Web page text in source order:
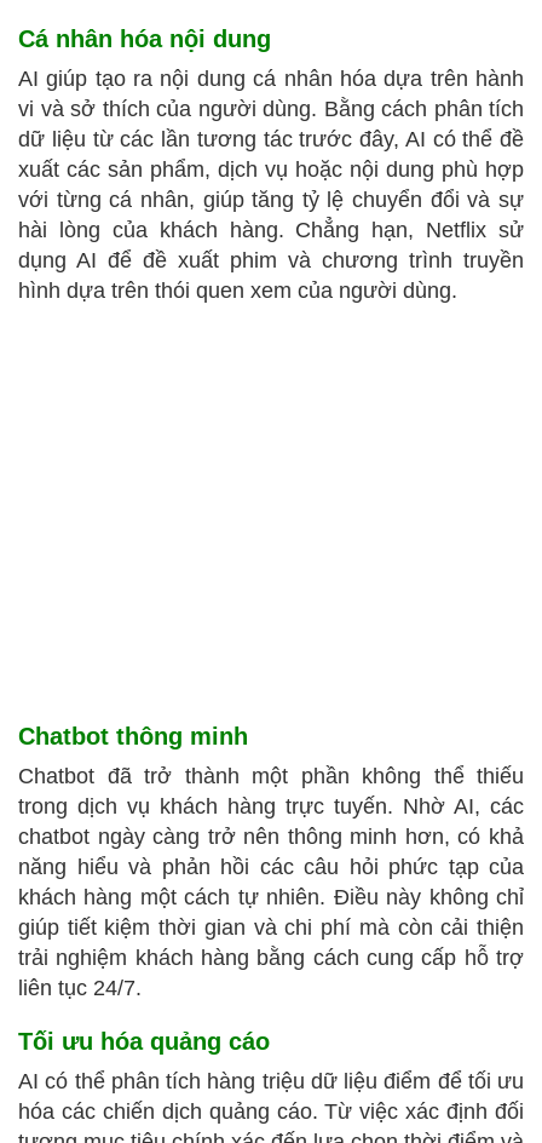
Cá nhân hóa nội dung
AI giúp tạo ra nội dung cá nhân hóa dựa trên hành
vi và sở thích của người dùng. Bằng cách phân tích
dữ liệu từ các lần tương tác trước đây, AI có thể đề
xuất các sản phẩm, dịch vụ hoặc nội dung phù hợp
với từng cá nhân, giúp tăng tỷ lệ chuyển đổi và sự
hài lòng của khách hàng. Chẳng hạn, Netflix sử
dụng AI để đề xuất phim và chương trình truyền
hình dựa trên thói quen xem của người dùng.
Chatbot thông minh
Chatbot đã trở thành một phần không thể thiếu
trong dịch vụ khách hàng trực tuyến. Nhờ AI, các
chatbot ngày càng trở nên thông minh hơn, có khả
năng hiểu và phản hồi các câu hỏi phức tạp của
khách hàng một cách tự nhiên. Điều này không chỉ
giúp tiết kiệm thời gian và chi phí mà còn cải thiện
trải nghiệm khách hàng bằng cách cung cấp hỗ trợ
liên tục 24/7.
Tối ưu hóa quảng cáo
AI có thể phân tích hàng triệu dữ liệu điểm để tối ưu
hóa các chiến dịch quảng cáo. Từ việc xác định đối